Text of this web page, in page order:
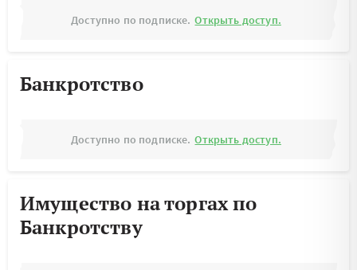
Доступно по подписке. Открыть доступ.
Банкротство
Доступно по подписке. Открыть доступ.
Имущество на торгах по
Банкротству